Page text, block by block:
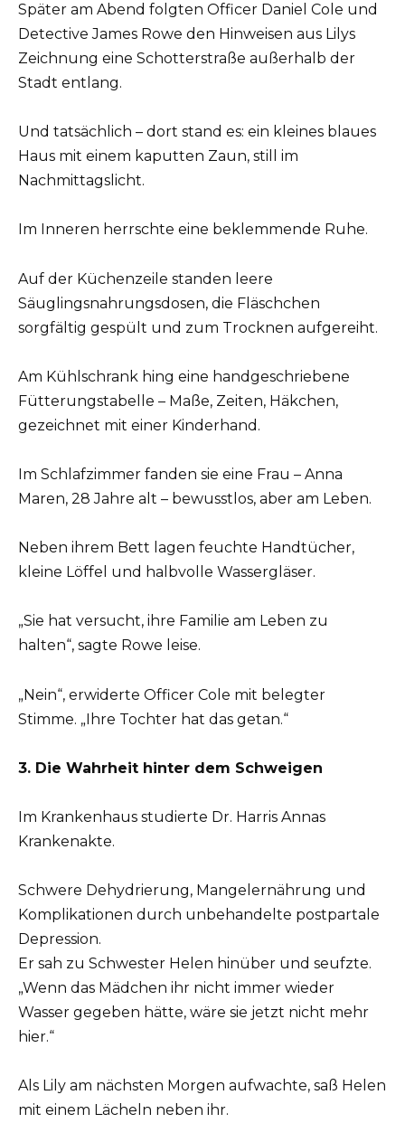
Später am Abend folgten Officer Daniel Cole und
Detective James Rowe den Hinweisen aus Lilys
Zeichnung eine Schotterstraße außerhalb der
Stadt entlang.
Und tatsächlich – dort stand es: ein kleines blaues
Haus mit einem kaputten Zaun, still im
Nachmittagslicht.
Im Inneren herrschte eine beklemmende Ruhe.
Auf der Küchenzeile standen leere
Säuglingsnahrungsdosen, die Fläschchen
sorgfältig gespült und zum Trocknen aufgereiht.
Am Kühlschrank hing eine handgeschriebene
Fütterungstabelle – Maße, Zeiten, Häkchen,
gezeichnet mit einer Kinderhand.
Im Schlafzimmer fanden sie eine Frau – Anna
Maren, 28 Jahre alt – bewusstlos, aber am Leben.
Neben ihrem Bett lagen feuchte Handtücher,
kleine Löffel und halbvolle Wassergläser.
„Sie hat versucht, ihre Familie am Leben zu
halten“, sagte Rowe leise.
„Nein“, erwiderte Officer Cole mit belegter
Stimme. „Ihre Tochter hat das getan.“
3. Die Wahrheit hinter dem Schweigen
Im Krankenhaus studierte Dr. Harris Annas
Krankenakte.
Schwere Dehydrierung, Mangelernährung und
Komplikationen durch unbehandelte postpartale
Depression.
Er sah zu Schwester Helen hinüber und seufzte.
„Wenn das Mädchen ihr nicht immer wieder
Wasser gegeben hätte, wäre sie jetzt nicht mehr
hier.“
Als Lily am nächsten Morgen aufwachte, saß Helen
mit einem Lächeln neben ihr.